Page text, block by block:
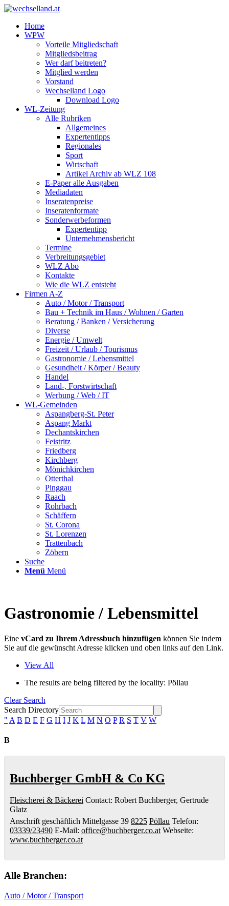
Home
WPW
Vorteile Mitgliedschaft
Mitgliedsbeitrag
Wer darf beitreten?
Mitglied werden
Vorstand
Wechselland Logo
Download Logo
WL-Zeitung
Alle Rubriken
Allgemeines
Expertentipps
Regionales
Sport
Wirtschaft
Artikel Archiv ab WLZ 108
E-Paper alle Ausgaben
Mediadaten
Inseratenpreise
Inseratenformate
Sonderwerbeformen
Expertentipp
Unternehmensbericht
Termine
Verbreitungsgebiet
WLZ Abo
Kontakte
Wie die WLZ entsteht
Firmen A-Z
Auto / Motor / Transport
Bau + Technik im Haus / Wohnen / Garten
Beratung / Banken / Versicherung
Diverse
Energie / Umwelt
Freizeit / Urlaub / Tourismus
Gastronomie / Lebensmittel
Gesundheit / Körper / Beauty
Handel
Land-, Forstwirtschaft
Werbung / Web / IT
WL-Gemeinden
Aspangberg-St. Peter
Aspang Markt
Dechantskirchen
Feistritz
Friedberg
Kirchberg
Mönichkirchen
Otterthal
Pinggau
Raach
Rohrbach
Schäffern
St. Corona
St. Lorenzen
Trattenbach
Zöbern
Suche
Menü Menü
Gastronomie / Lebensmittel
Eine vCard zu Ihrem Adressbuch hinzufügen können Sie indem
Sie auf die gewünscht Adresse klicken und oben links auf den Link.
View All
The results are being filtered by the locality: Pöllau
Clear Search
Search Directory
" A B D E F G H I J K L M N O P R S T V W
B
Buchberger GmbH & Co KG
Fleischerei & Bäckerei Contact: Robert Buchberger, Gertrude
Glatz
Anschrift geschäftlich Mittelgasse 39 8225 Pöllau Telefon:
03339/23490 E-Mail: office@buchberger.co.at Webseite:
www.buchberger.co.at
Alle Branchen:
Auto / Motor / Transport